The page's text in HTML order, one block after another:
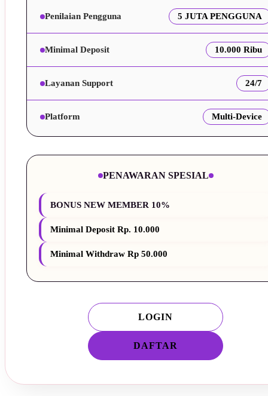
Penilaian Pengguna 5 JUTA PENGGUNA
Minimal Deposit 10.000 Ribu
Layanan Support 24/7
Platform Multi-Device
PENAWARAN SPESIAL
BONUS NEW MEMBER 10%
Minimal Deposit Rp. 10.000
Minimal Withdraw Rp 50.000
LOGIN
DAFTAR